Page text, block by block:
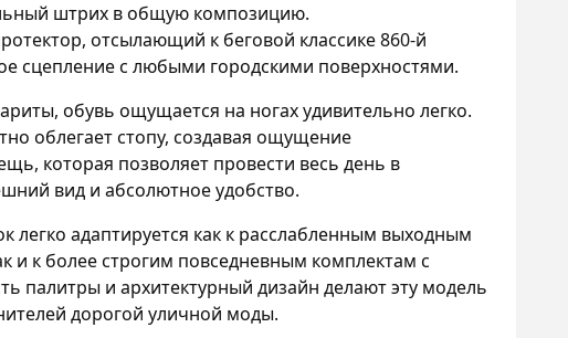
штрих в общую композицию.
отсылающий к беговой классике 860-й
сцепление с любыми городскими поверхностями.
обувь ощущается на ногах удивительно легко.
облегает стопу, создавая ощущение
которая позволяет провести весь день в
вид и абсолютное удобство.
легко адаптируется как к расслабленным выходным
и к более строгим повседневным комплектам с
палитры и архитектурный дизайн делают эту модель
дорогой уличной моды.